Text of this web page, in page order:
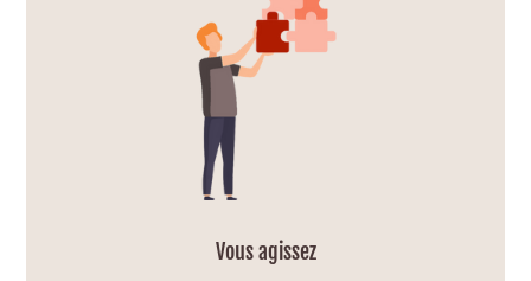
Vous agissez